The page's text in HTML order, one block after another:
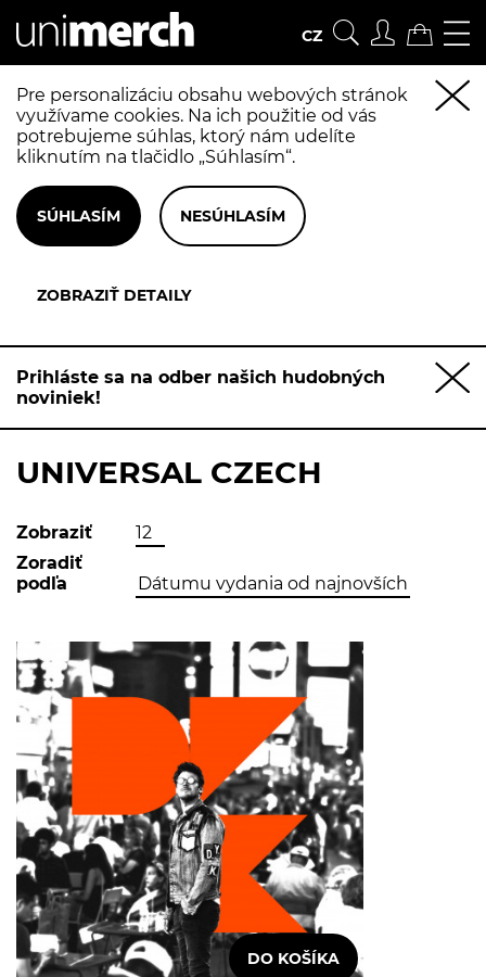
CZ
Pre personalizáciu obsahu webových stránok
využívame cookies. Na ich použitie od vás
potrebujeme súhlas, ktorý nám udelíte
kliknutím na tlačidlo „Súhlasím“.
Prihláste sa na odber našich hudobných
noviniek!
UNIVERSAL CZECH
Zobraziť
Zoradiť
podľa